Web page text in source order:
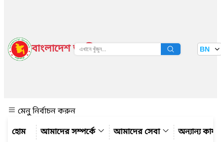
বাংলাদেশ জাতীয় তথ্য বাতায়ন BN
মেনু নির্বাচন করুন
আমাদের সম্পর্কে
আমাদের সেবা অন্যান্য